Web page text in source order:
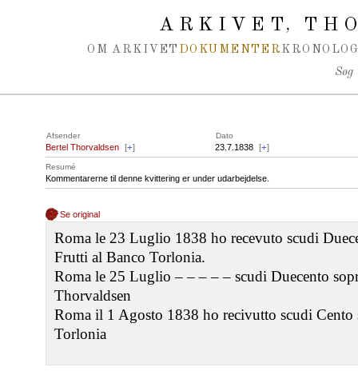
ARKIVET,
OM ARKIVET DOKUMENTER
Søg
Afsender Dato
Bertel Thorvaldsen [+] 23.7.1838 [+]
Resumé
Kommentarerne til denne kvittering er under udarbejdelse.
Se original
Roma le 23 Luglio 1838 ho recevuto scudi
Frutti al Banco Torlonia.
Roma le 25 Luglio – – – – – scudi Duecento
Thorvaldsen
Roma il 1 Agosto 1838 ho recivutto scudi Cento
Torlonia